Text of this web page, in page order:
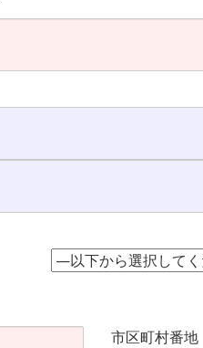
市区町村番地